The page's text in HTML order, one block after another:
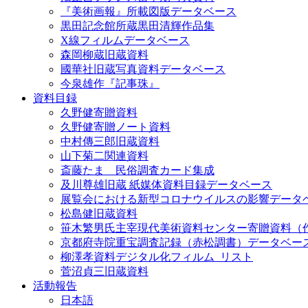
『美術画報』所載図版データベース
黒田記念館所蔵黒田清輝作品集
X線フィルムデータベース
森岡柳蔵旧蔵資料
國華社旧蔵写真資料データベース
今泉雄作『記事珠』
資料目録
久野健寄贈資料
久野健寄贈ノート資料
中村傳三郎旧蔵資料
山下菊二関連資料
斎藤たま 民俗調査カード集成
及川尊雄旧蔵 紙媒体資料目録データベース
展覧会における新型コロナウイルスの影響データ
松島健旧蔵資料
笹木繁男氏主宰現代美術資料センター寄贈資料（
京都府寺院重宝調査記録（赤松調書）データベー
柳澤孝資料デジタル化フィルム_リスト
菅沼貞三旧蔵資料
活動報告
日本語